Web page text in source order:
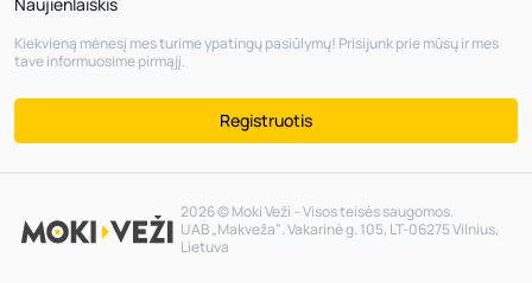
Kiekvieną mėnesį mes turime ypatingų pasiūlymų! Prisijunk prie mūsų ir mes
tave informuosime pirmąjį.
Registruotis
2026 © Moki Veži – Visos teisės saugomos.
UAB „Makveža“. Vakarinė g. 105, LT-06275 Vilnius,
Lietuva